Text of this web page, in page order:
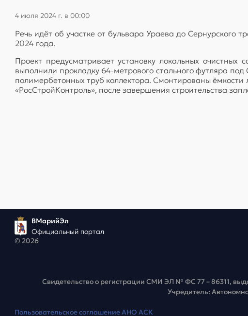
4 июля 2024 г. в 00:00
Речь идёт об участке от бульвара Ураева до Сернурского
2024 года.
Проект предусматривает установку локальных
выполнили прокладку 64-метрового стального футляра
полимербетонных труб коллектора. Смонтированы
«РосСтройКонтроль», после завершения строительства
ВМарийЭл
Официальный портал
© 2026
Свидетельство о регистрации СМИ ЭЛ № ФС 77 – 86311,
Учредитель:
Пользовательское соглашение АНО АСК